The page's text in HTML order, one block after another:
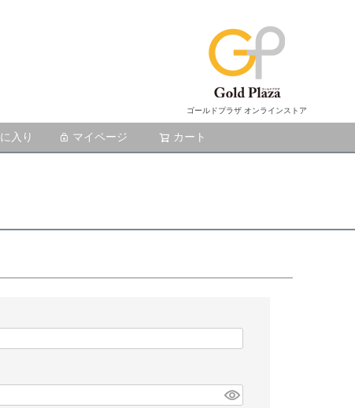
ゴールドプラザ オンラインストア
入り マイページ カート